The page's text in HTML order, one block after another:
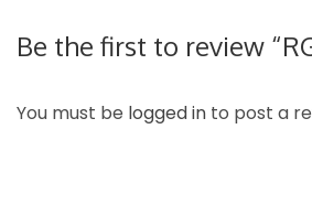
Be the first to review
You must be logged in to post a